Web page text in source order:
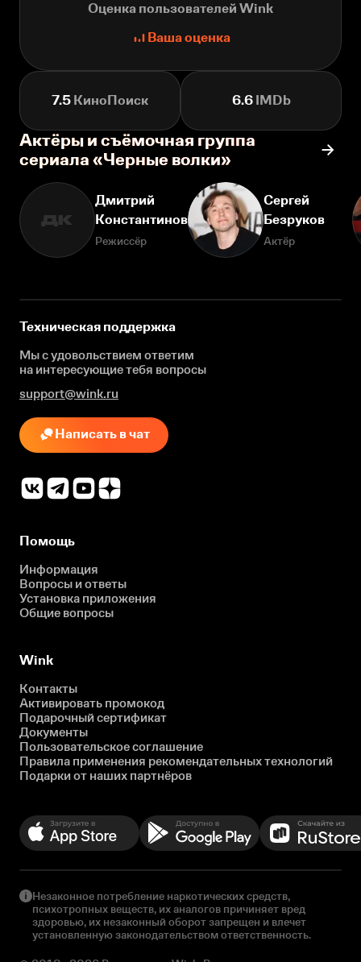
Оценка пользователей Wink
Ваша оценка
7.5 КиноПоиск 6.6IMDb
Актёры и съёмочная группа
сериала «Черные волки»
ДК
Дмитрий
Константинов
Режиссёр
Сергей
Безруков
Актёр
Техническая поддержка
Мы с удовольствием ответим
на интересующиетебя вопросы
support@wink.ru
Написать в чат
Помощь
Информация
Вопросы и ответы
Установка приложения
Общие вопросы
Wink
Контакты
Активировать промокод
Подарочный сертификат
Документы
Пользовательское соглашение
Правила применения рекомендательных технологий
Подарки от наших партнёров
Незаконное потребление наркотических средств,
психотропных веществ, их аналогов причиняет вред
здоровью, их незаконный оборот запрещен и влечет
установленную законодательством ответственность.